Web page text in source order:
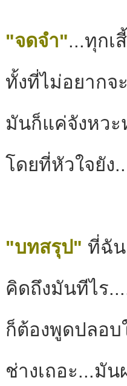
"จดจำ"...ทุกเ
ทั้งที่ไม่อยากจ
มันก็แค่จังหวะ
โดยที่หัวใจยัง
"บทสรุป" ที่ฉั
คิดถึงมันทีไร
ก็ต้องพูดปลอบ
ช่างเถอะ...มัน